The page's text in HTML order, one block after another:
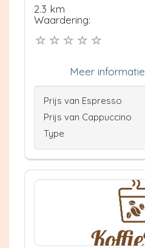
2.3 km
Waardering:
Meer informatie
Prijs van Espresso
Prijs van Cappuccino
Type